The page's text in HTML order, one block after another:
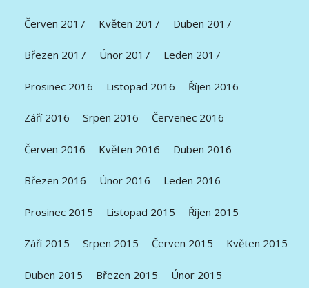
Červen 2017 Květen 2017 Duben 2017
Březen 2017 Únor 2017 Leden 2017
Prosinec 2016 Listopad 2016 Říjen 2016
Září 2016 Srpen 2016 Červenec 2016
Červen 2016 Květen 2016 Duben 2016
Březen 2016 Únor 2016 Leden 2016
Prosinec 2015 Listopad 2015 Říjen 2015
Září 2015 Srpen 2015 Červen 2015 Květen 2015
Duben 2015 Březen 2015 Únor 2015